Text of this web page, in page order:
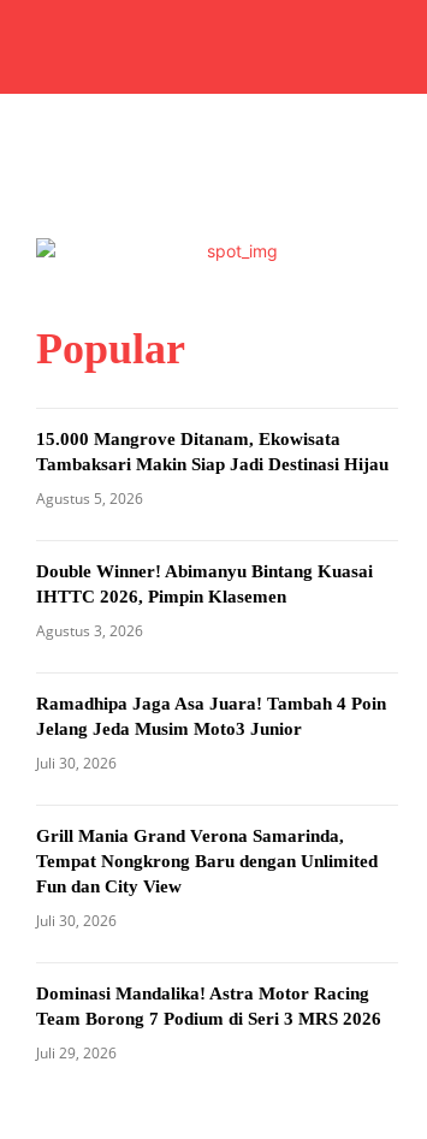
Popular
15.000 Mangrove Ditanam, Ekowisata
Tambaksari Makin Siap Jadi Destinasi Hijau
Agustus 5, 2026
Double Winner! Abimanyu Bintang Kuasai
IHTTC 2026, Pimpin Klasemen
Agustus 3, 2026
Ramadhipa Jaga Asa Juara! Tambah 4 Poin
Jelang Jeda Musim Moto3 Junior
Juli 30, 2026
Grill Mania Grand Verona Samarinda,
Tempat Nongkrong Baru dengan Unlimited
Fun dan City View
Juli 30, 2026
Dominasi Mandalika! Astra Motor Racing
Team Borong 7 Podium di Seri 3 MRS 2026
Juli 29, 2026